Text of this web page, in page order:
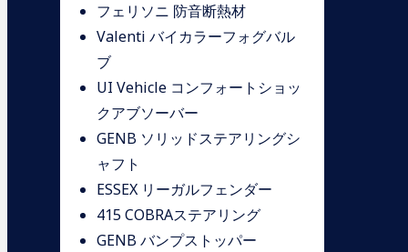
フェリソニ 防音断熱材
Valenti バイカラーフォグバル
ブ
UI Vehicle コンフォートショッ
クアブソーバー
GENB ソリッドステアリングシ
ャフト
ESSEX リーガルフェンダー
415 COBRAステアリング
GENB バンプストッパー